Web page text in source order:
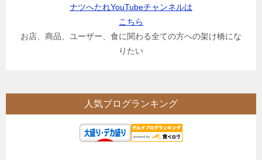
ナツへたれYouTubeチャンネルは
こちら
お店、商品、ユーザー、食に関わる全ての方への架け橋にな
りたい
人気ブログランキング